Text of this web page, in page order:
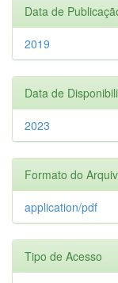
Data de
2019
Data de
2023
Formato do
application/pdf
Tipo de Acesso